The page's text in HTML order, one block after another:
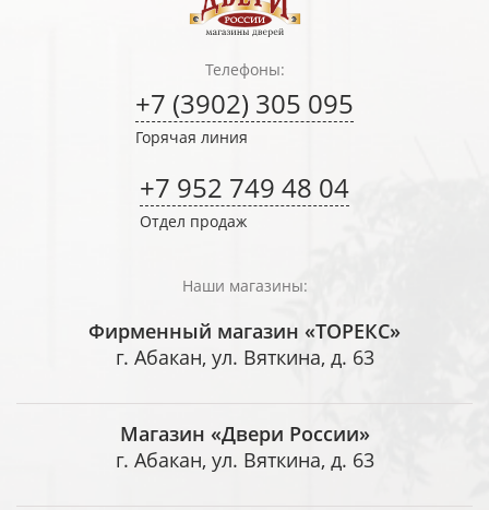
Телефоны:
+7 (3902) 305 095
Горячая линия
+7 952 749 48 04
Отдел продаж
Наши магазины:
Фирменный магазин «ТОРЕКС»
г. Абакан, ул. Вяткина, д. 63
Магазин «Двери России»
г. Абакан, ул. Вяткина, д. 63